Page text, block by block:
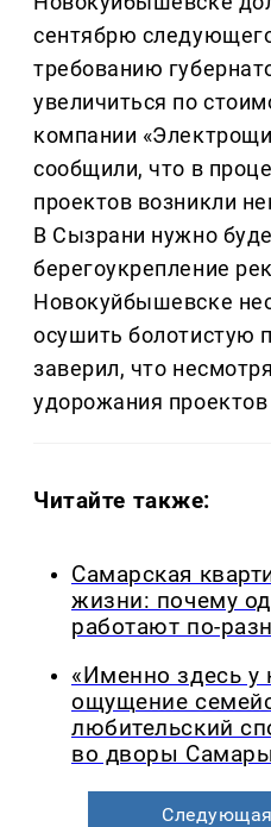
сентябрю
требованию
увеличиться по
компании
сообщили, что в
проектов возникли
В Сызрани нужно
берегоукрепление
Новокуйбышевске
осушить болотистую
заверил, что
удорожания проектов
Читайте также:
Самарская
жизни: почему
работают по-
«Именно здесь у
ощущение
любительский
во дворы Самары
Следующая